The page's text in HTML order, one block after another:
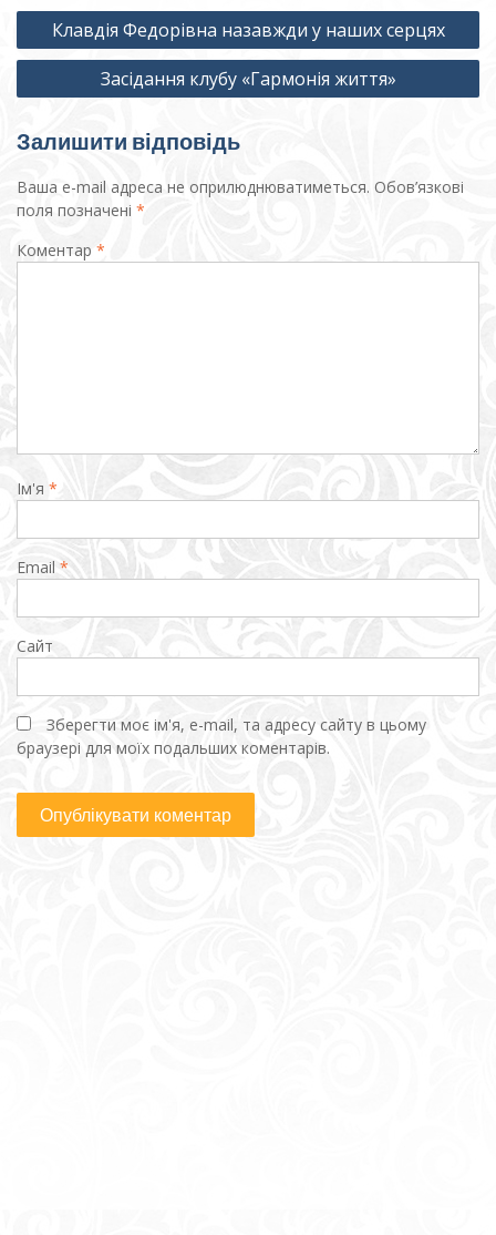
Навігація
записів
Клавдія Федорівна назавжди у наших серцях
Засідання клубу «Гармонія життя»
Залишити відповідь
Ваша e-mail адреса не оприлюднюватиметься. Обов’язкові
поля позначені *
Коментар *
Ім'я *
Email *
Сайт
Зберегти моє ім'я, e-mail, та адресу сайту в цьому
браузері для моїх подальших коментарів.